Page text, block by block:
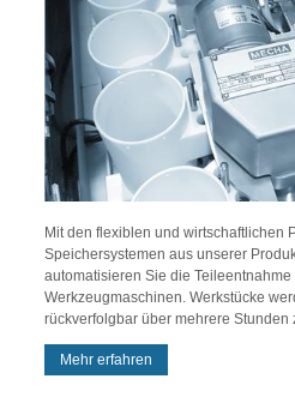
Mit den flexiblen und wirtschaftlichen
Speichersystemen aus unserer
automatisieren Sie die Teileentnahme
Werkzeugmaschinen. Werkstücke
rückverfolgbar über mehrere Stunden
Mehr erfahren